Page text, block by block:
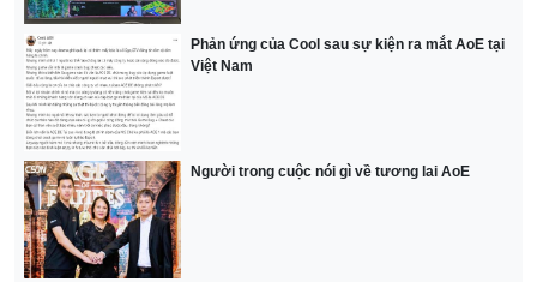
Phản ứng của Cool sau sự kiện ra mắt AoE tại
Việt Nam
Người trong cuộc nói gì về tương lai AoE